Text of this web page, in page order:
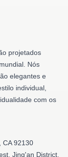
projetados
Nós
elegantes e
individual,
com os
CA 92130
Jing'an District,